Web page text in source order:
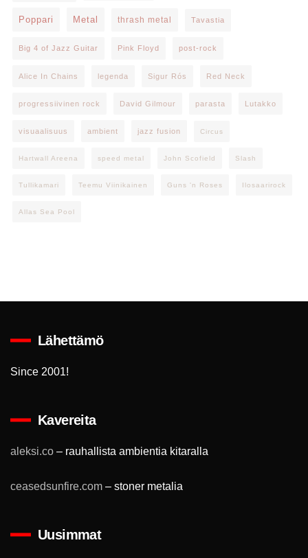
Poppari Metal thrash metal Tavastia
Big 4 of Jazz Guitar Pink Floyd post-rock
Alice In Chains legenda Sigur Rós Red Neck
progressiivinen rock David Gilmour parasta Lutakko
visuaalisuus ambient jazz fusion Circus
Hartwall Areena speed metal John Scofield Slash
Tullikamari Teemu Viinikainen Guns 'n Roses Ilosaarirock
Allas Sea Pool
Lähettämö
Since 2001!
Kavereita
aleksi.co – rauhallista ambientia kitaralla
ceasedsunfire.com – stoner metalia
Uusimmat